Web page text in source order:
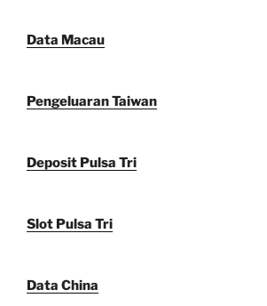
Data Macau
Pengeluaran Taiwan
Deposit Pulsa Tri
Slot Pulsa Tri
Data China